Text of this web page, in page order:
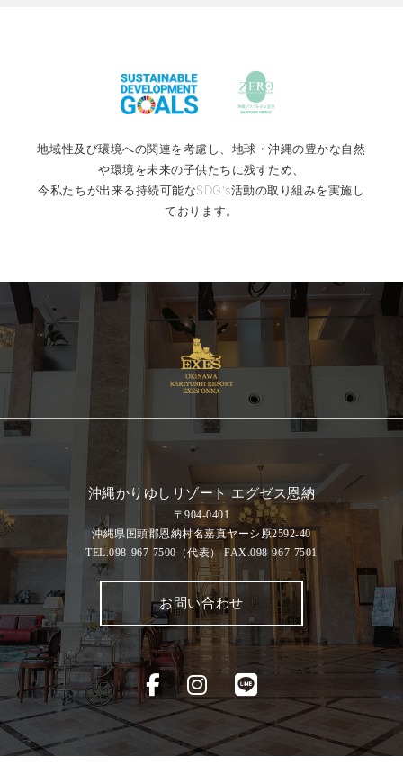
地域性及び環境への関連を考慮し、地球・沖縄の豊かな自然
や環境を未来の子供たちに残すため、
今私たちが出来る持続可能なSDG's活動の取り組みを実施し
ております。
沖縄かりゆしリゾート エグゼス恩納
〒904-0401
沖縄県国頭郡恩納村名嘉真ヤーシ原2592-40
TEL.098-967-7500 （代表）FAX.098-967-7501
お問い合わせ